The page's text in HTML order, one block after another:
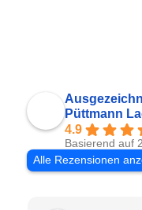
Püttmann
4.9
Basierend auf
Alle Rezensionen